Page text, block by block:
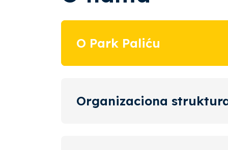
O Park Paliću
Organizaciona